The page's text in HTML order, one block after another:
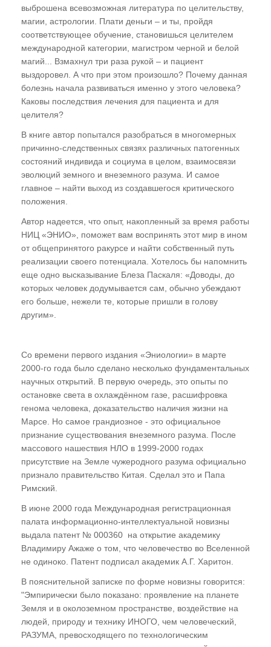
"Техника безопасности" в эзотерике.
Основные принципы
Отождествление
Точная адресность мыслеформы
Закон Сохранения
Необходимость и достаточность
Принцип "неперсонификации"
Отвыкайте от "хватательных рефлексов",
или Правило "свободной руки"
Куда девать астральный мусор?
Практическое задание
Язык общения, вербальная магия и
нейролингвистическое программирование
сознания
лучше вырыть себе могилу. Ритуальная
Не умрем, но изменимся
"Ах, эта свадьба..."
ГЛАВА ВОСЬМАЯ
"Крестоносцы". Религия и деструктивная
магия. Религиозные обряды с точки зрения
эниологии
За что Бог проклял род Адама? Прочтем
Библию "с карандашом в руке"
ГЛАВА ДЕВЯТАЯ
Техногенная магия
"Святая рука" шлет привет. Роль воды в
энергоинформационном обмене. "Заряжаю
воду, кремы, аккумуляторы..."
выброшена всевозможная литература по целительству,
магии, астрологии. Плати деньги – и ты, пройдя
соответствующее обучение, становишься целителем
международной категории, магистром черной и белой
магий... Взмахнул три раза рукой – и пациент
выздоровел. А что при этом произошло? Почему данная
болезнь начала развиваться именно у этого человека?
Каковы последствия лечения для пациента и для
целителя?
В книге автор попытался разобраться в многомерных
причинно-следственных связях различных патогенных
состояний индивида и социума в целом, взаимосвязи
эволюций земного и внеземного разума. И самое
главное – найти выход из создавшегося критического
положения.
Автор надеется, что опыт, накопленный за время работы
НИЦ «ЭНИО», поможет вам воспринять этот мир в ином
от общепринятого ракурсе и найти собственный путь
реализации своего потенциала. Хотелось бы напомнить
еще одно высказывание Блеза Паскаля: «Доводы, до
которых человек додумывается сам, обычно убеждают
его больше, нежели те, которые пришли в голову
другим».
Со времени первого издания «Эниологии» в марте
2000-го года было сделано несколько фундаментальных
научных открытий. В первую очередь, это опыты по
остановке света в охлаждённом газе, расшифровка
генома человека, доказательство наличия жизни на
Марсе. Но самое грандиозное - это официальное
признание существования внеземного разума. После
массового нашествия НЛО в 1999-2000 годах
присутствие на Земле чужеродного разума официально
признало правительство Китая. Сделал это и Папа
Римский.
В июне 2000 года Международная регистрационная
палата информационно-интеллектуальной новизны
выдала патент № 000360 на открытие академику
Владимиру Ажаже о том, что человечество во Вселенной
не одиноко. Патент подписал академик А.Г. Харитон.
В пояснительной записке по форме новизны говорится:
"Эмпирически было показано: проявление на планете
Земля и в околоземном пространстве, воздействие на
людей, природу и технику ИНОГО, чем человеческий,
РАЗУМА, превосходящего по технологическим